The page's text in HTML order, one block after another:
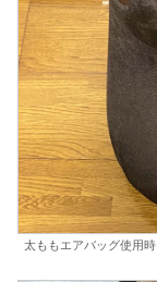
太ももエアバッグ使用時